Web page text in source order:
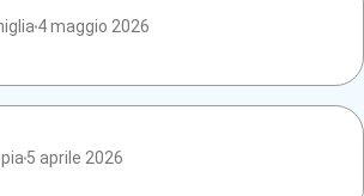
4 maggio 2026
5 aprile 2026